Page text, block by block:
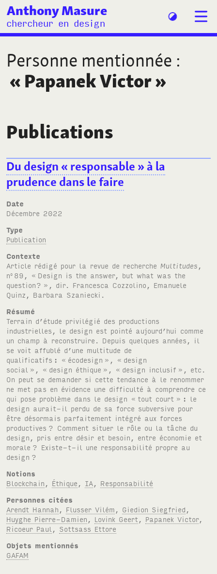
Anthony Masure
chercheur en design
Personne mentionnée :
« Papanek Victor»
Publications
Du design « responsable » à la
prudence dans le faire
Date
décembre 2022
Type
Publication
Contexte
Article rédigé pour la revue de recherche Multitudes
no 89, « Design is the answer, but what was the
question? », dir. Francesca Cozzolino, Emanuele
Quinz, Barbara Szaniecki.
Résumé
Terrain d’étude privilégié des productions
industrielles, le design est pointé aujourd’hui comme
un champ à reconstruire. Depuis quelques années, il
se voit affublé d’une multitude de
qualificatifs : « écodesign », « design
social », « design éthique », « design inclusif », etc.
On peut se demander si cette tendance à le renommer
ne met pas en évidence une difficulté à comprendre ce
qui pose problème dans le design « tout court » : le
design aurait‑il perdu de sa force subversive pour
être désormais parfaitement intégré aux forces
productives ? Comment situer le rôle ou la tâche du
design, pris entre désir et besoin, entre économie et
morale ? Existe‑t‑il une responsabilité propre au
design ?
Notions
Blockchain
Éthique IA
Responsabilité
Personnes citées
Arendt Hannah
Flusser Vilém Giedion Siegfried
Huyghe Pierre-Damien
Lovink Geert Papanek Victor,
Ricoeur Paul
Sottsass Ettore
Objets mentionnés
GAFAM